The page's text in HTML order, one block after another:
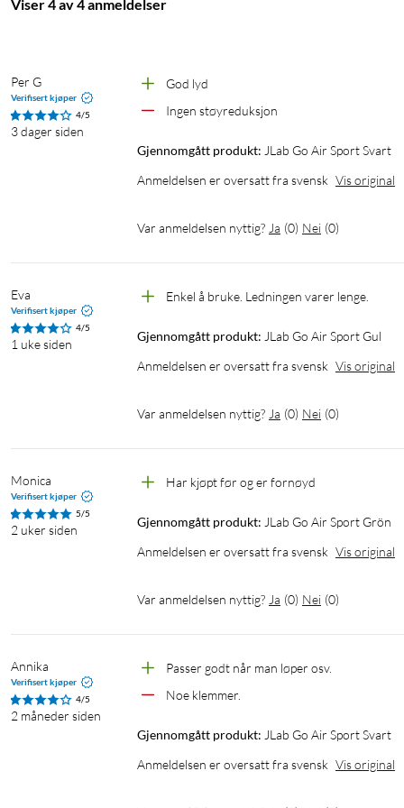
integrert USB-A-kabel, noe som gjør det enkelt å lade mellom
Enkel styring av musikk og samtaler
De innebygde berøringskontrollene gjør det enkelt å styre
å ta frem mobilen hver gang du vil sette musikken på pause,
Type: True wireless in-ear-hodetelefoner
Passform: Ørekroker
Vekt: 6,2 g per hodetelefon
Vekt, etui: 45,1 g
Lyd
Element: Φ6 mm dynamisk
Mikrofon: MEMS -42 dB +/-3 dB
Batteri
Batteritid: 8+ timer i hver hodetelefon
Total spilletid: 32+ timer totalt
Inngangsstrøm: 40 mA (lader selges separat)
Batteri i ladeetui: 350 mAh oppladbart litiumpolymerbatteri
Ladetid for etui: 2 timer
Ladetilkobling: USB-A (hann på ladeetuiets integrerte ladekabel)
Viser 4 av 4 anmeldelser
Per G
Verifisert kjøper
4/5
3 dager siden
God lyd
Ingen støyreduksjon
Gjennomgått produkt: JLab Go Air Sport Svart
Anmeldelsen er oversatt fra svensk Vis original
Var anmeldelsen nyttig? Ja (0) Nei (0)
Eva
Verifisert kjøper
4/5
1 uke siden
Enkel å bruke. Ledningen varer lenge.
Gjennomgått produkt: JLab Go Air Sport Gul
Anmeldelsen er oversatt fra svensk Vis original
Var anmeldelsen nyttig? Ja (0) Nei (0)
Monica
Verifisert kjøper
5/5
2 uker siden
Har kjøpt før og er fornøyd
Gjennomgått produkt: JLab Go Air Sport Grön
Anmeldelsen er oversatt fra svensk Vis original
Var anmeldelsen nyttig? Ja (0) Nei (0)
Annika
Verifisert kjøper
4/5
2 måneder siden
Passer godt når man løper osv.
Noe klemmer.
Gjennomgått produkt: JLab Go Air Sport Svart
Anmeldelsen er oversatt fra svensk Vis original